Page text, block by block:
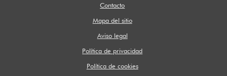
Contacto
Mapa del sitio
Aviso legal
Política de privacidad
Política de cookies